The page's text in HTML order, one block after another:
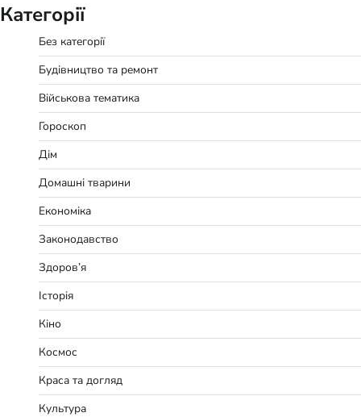
Категорії
Без категорії
Будівництво та ремонт
Військова тематика
Гороскоп
Дім
Домашні тварини
Економіка
Законодавство
Здоров’я
Історія
Кіно
Космос
Краса та догляд
Культура